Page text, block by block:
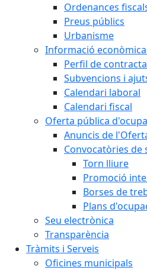
Ordenances
Preus públics
Urbanisme
Informació
Perfil de
Subvencions i
Calendari laboral
Calendari fiscal
Oferta pública
Anuncis de
Convocatòries de
Torn lliure
Promoció
Borses de
Plans
Seu electrònica
Transparència
Tràmits i Serveis
Oficines municipals